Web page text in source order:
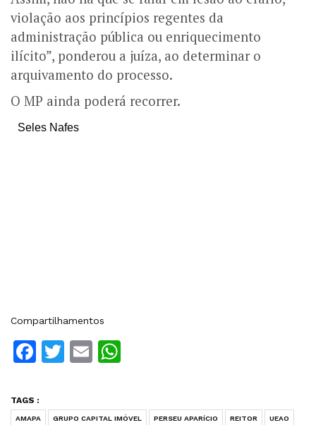
violação aos princípios regentes da
administração pública ou enriquecimento
ilícito”, ponderou a juíza, ao determinar o
arquivamento do processo.
O MP ainda poderá recorrer.
Seles Nafes
Compartilhamentos
Facebook
Twitter
Email
TAGS :
AMAPA GRUPO CAPITAL IMÓVEL PERSEU APARÍCIO REITOR UEAO